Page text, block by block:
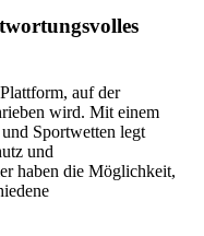
auf der
wird. Mit einem
Sportwetten legt
und
haben die Möglichkeit,